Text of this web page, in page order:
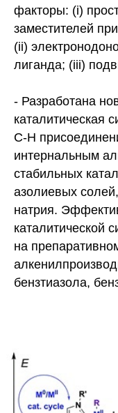
факторы: (i)
заместителей
(ii)
лиганда; (iii)
- Разработана
каталитическая
С-Н
интернальным
стабильных
азолиевых
натрия.
каталитической
на
бензтиазола,